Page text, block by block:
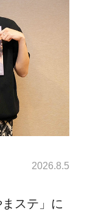
2026.8.5
ステ」に